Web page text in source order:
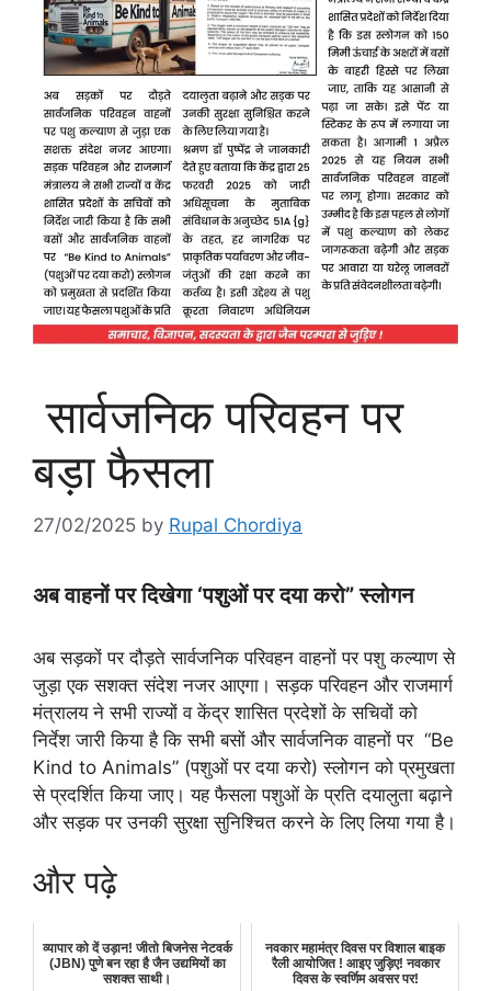
सार्वजनिक परिवहन पर
बड़ा फैसला
27/02/2025 by Rupal Chordiya
अब वाहनों पर दिखेगा ‘पशुओं पर दया करो” स्लोगन
अब सड़कों पर दौड़ते सार्वजनिक परिवहन वाहनों पर पशु कल्याण से
जुड़ा एक सशक्त संदेश नजर आएगा। सड़क परिवहन और राजमार्ग
मंत्रालय ने सभी राज्यों व केंद्र शासित प्रदेशों के सचिवों को
निर्देश जारी किया है कि सभी बसों और सार्वजनिक वाहनों पर “Be
Kind to Animals” (पशुओं पर दया करो) स्लोगन को प्रमुखता
से प्रदर्शित किया जाए। यह फैसला पशुओं के प्रति दयालुता बढ़ाने
और सड़क पर उनकी सुरक्षा सुनिश्चित करने के लिए लिया गया है।
और पढ़े
व्यापार को दें उड़ान! जीतो बिजनेस नेटवर्क
(JBN) पुणे बन रहा है जैन उद्यमियों का
सशक्त साथी।
नवकार महामंत्र दिवस पर विशाल बाइक
रैली आयोजित ! आइए जुड़िए! नवकार
दिवस के स्वर्णिम अवसर पर!